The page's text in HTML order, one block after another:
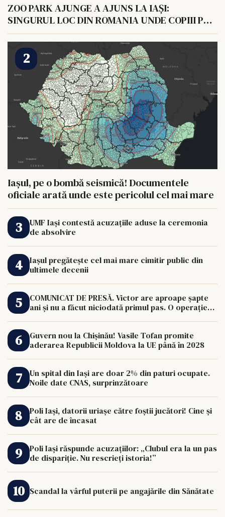
ZOO PARK AJUNGE A AJUNS LA IAȘI:
SINGURUL LOC DIN ROMANIA UNDE COPIII POT
HRANI UN ELEFANT
Iașul, pe o bombă seismică! Documentele
oficiale arată unde este pericolul cel mai mare
UMF Iași contestă acuzațiile aduse la ceremonia
de absolvire
Iașul pregătește cel mai mare cimitir public din
ultimele decenii
COMUNICAT DE PRESĂ. Victor are aproape șapte
ani și nu a făcut niciodată primul pas. O operație
Guvern nou la Chișinău! Vasile Tofan promite
aderarea Republicii Moldova la UE până în 2028
Un spital din Iași are doar 2% din paturi ocupate.
Noile date CNAS, surprinzătoare
Poli Iași, datorii uriașe către foștii jucători! Cine și
cât are de încasat
Poli Iași răspunde acuzațiilor: „Clubul era la un pas
de dispariție. Nu rescrieți istoria!”
Scandal la vârful puterii pe angajările din Sănătate